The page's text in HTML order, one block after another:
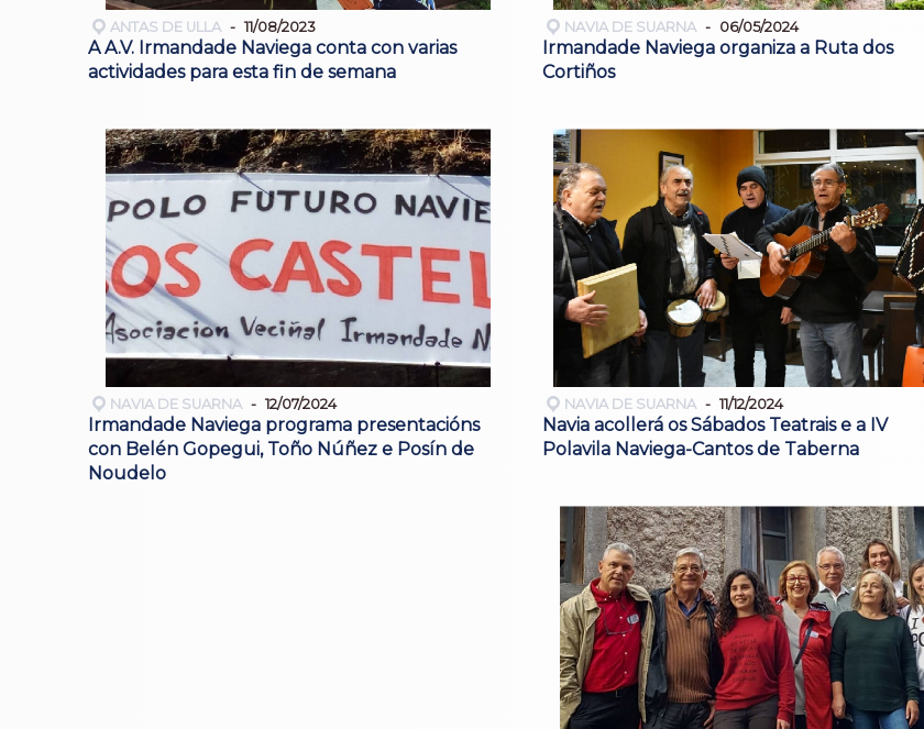
ANTAS DE ULLA 11/08/2023
A A.V. Irmandade Naviega conta con varias
actividades para esta fin de semana
NAVIA DE SUARNA 06/05/2024
Irmandade Naviega organiza a Ruta dos
Cortiños
NAVIA DE SUARNA 12/07/2024
Irmandade Naviega programa presentacións
con Belén Gopegui, Toño Núñez e Posín de
Noudelo
NAVIA DE SUARNA 11/12/2024
Navia acollerá os Sábados Teatrais e a IV
Polavila Naviega-Cantos de Taberna